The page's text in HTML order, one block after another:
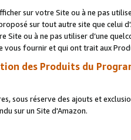
sur votre Site ou à ne pas
sur tout autre site que celui
Site ou à ne pas utiliser d’une
vous fournir et qui ont trait aux
des Produits du
sous réserve des ajouts et
sur un Site d'Amazon.